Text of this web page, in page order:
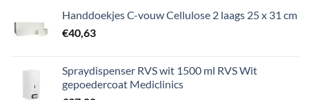
Handdoekjes C-vouw Cellulose 2 laags 25 x 31 cm
€40,63
Spraydispenser RVS wit 1500 ml RVS Wit
gepoedercoat Mediclinics